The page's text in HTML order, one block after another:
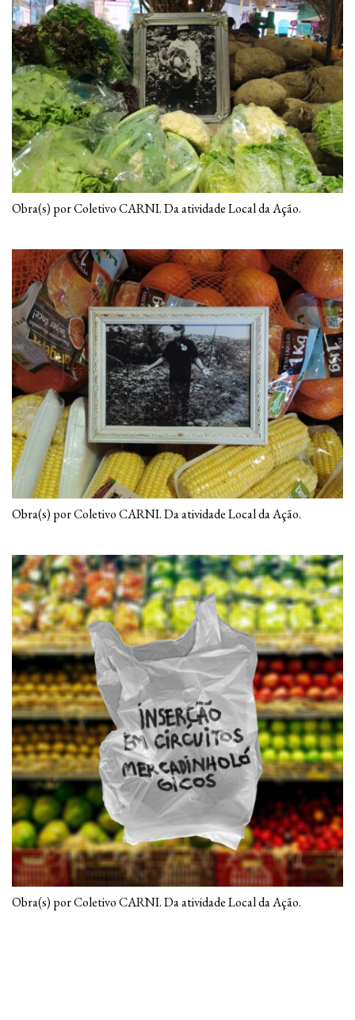
Obra(s) por Coletivo CARNI. Da atividade Local da Ação.
Obra(s) por Coletivo CARNI. Da atividade Local da Ação.
Obra(s) por Coletivo CARNI. Da atividade Local da Ação.